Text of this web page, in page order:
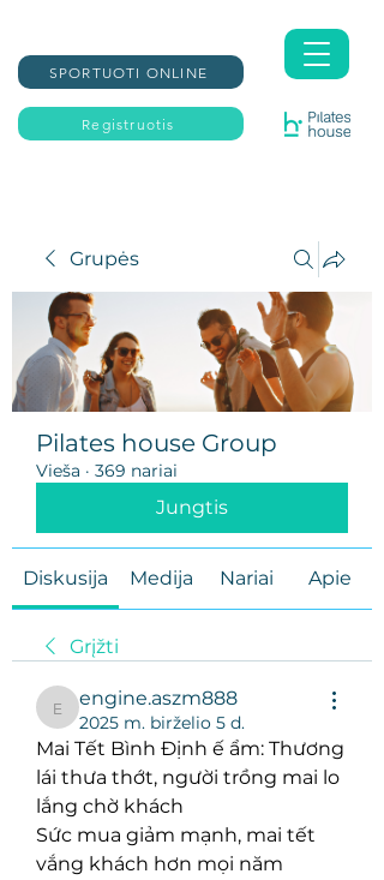
Registruotis
SPORTUOTI ONLINE
Grupės
Pilates house Group
Vieša · 369 nariai
Jungtis
Diskusija Medija Nariai Apie
Grįžti
engine.aszm888
engine.aszm888
2025 m. birželio 5 d.
Mai Tết Bình Định ế ẩm: Thương
lái thưa thớt, người trồng mai lo
lắng chờ khách
Sức mua giảm mạnh, mai tết
vắng khách hơn mọi năm